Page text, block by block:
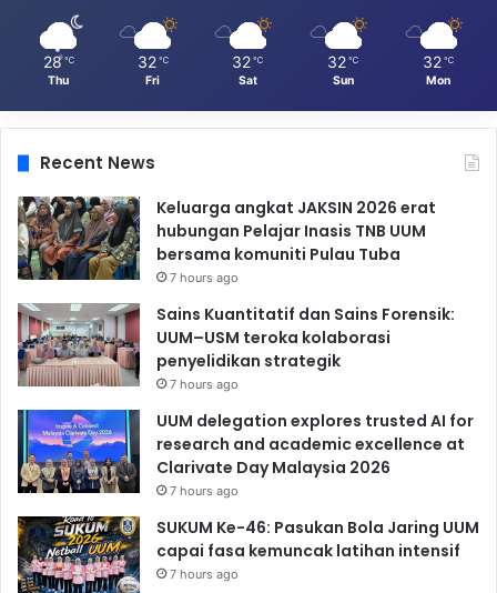
28 ℃
Thu
32 ℃
Fri
32 ℃
Sat
32 ℃
Sun
32 ℃
Mon
Recent News
Keluarga angkat JAKSIN 2026 erat
hubungan Pelajar Inasis TNB UUM
bersama komuniti Pulau Tuba
7 hours ago
Sains Kuantitatif dan Sains Forensik:
UUM–USM teroka kolaborasi
penyelidikan strategik
7 hours ago
UUM delegation explores trusted AI for
research and academic excellence at
Clarivate Day Malaysia 2026
7 hours ago
SUKUM Ke-46: Pasukan Bola Jaring UUM
capai fasa kemuncak latihan intensif
7 hours ago